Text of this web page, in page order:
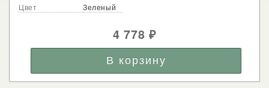
Цвет
Зеленый
4 778₽